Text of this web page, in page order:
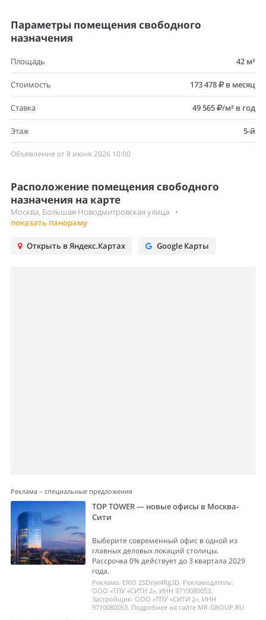
Параметры помещения свободного
назначения
Площадь 42 м²
Стоимость 173 478 в месяц
Ставка 49 565 /м² в год
Этаж 5-й
Объявление от 8 июня 2026 10:00
Расположение помещения свободного
назначения на карте
Москва, Большая Новодмитровская улица
•
показать панораму
Открыть в Яндекс.Картах Google Карты
Реклама – специальные предложения
TOP TOWER — новые офисы в Москва-
Сити
Выберите современный офис в одной из
главных деловых локаций столицы.
Рассрочка 0% действует до 3 квартала 2029
года.
Реклама. ERID 2SDnje4Rg3D. Рекламодатель:
ООО «ТПУ «СИТИ 2», ИНН 9710080053.
Застройщик: ООО «ТПУ «СИТИ 2», ИНН
9710080053. Подробнее на сайте MR-GROUP.RU